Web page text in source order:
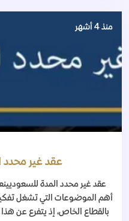
منذ 4 أشهر
عقد غير محدد
عقد غير محدد المدة
أهم الموضوعات التي تشغل
بالقطاع الخاص، إذ يتفرع عن